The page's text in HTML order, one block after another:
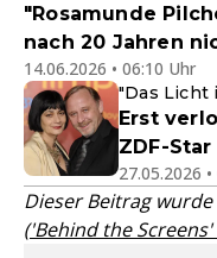
"Rosamunde
nach 20 Jahren
14.06.2026 • 06:10 Uhr
"Das Licht
Erst
ZDF-
27.05.2026
Dieser Beitrag
('Behind the